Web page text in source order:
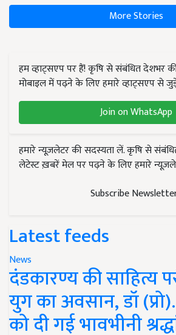
More Stories
हम व्हाट्सएप पर हैं! कृषि से संबंधित देशभर
मोबाइल में पढ़ने के लिए हमारे व्हाट्सएप से
Join on WhatsApp
हमारे न्यूज़लेटर की सदस्यता लें. कृषि से
लेटेस्ट ख़बरें मेल पर पढ़ने के लिए हमारे
Subscribe
Latest feeds
News
दंडकारण्य की साहित्य
युग का अवसान, डॉ
को दी गई भावभीनी